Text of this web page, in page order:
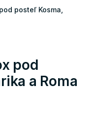
posteľ Kosma,
pod
a Roma